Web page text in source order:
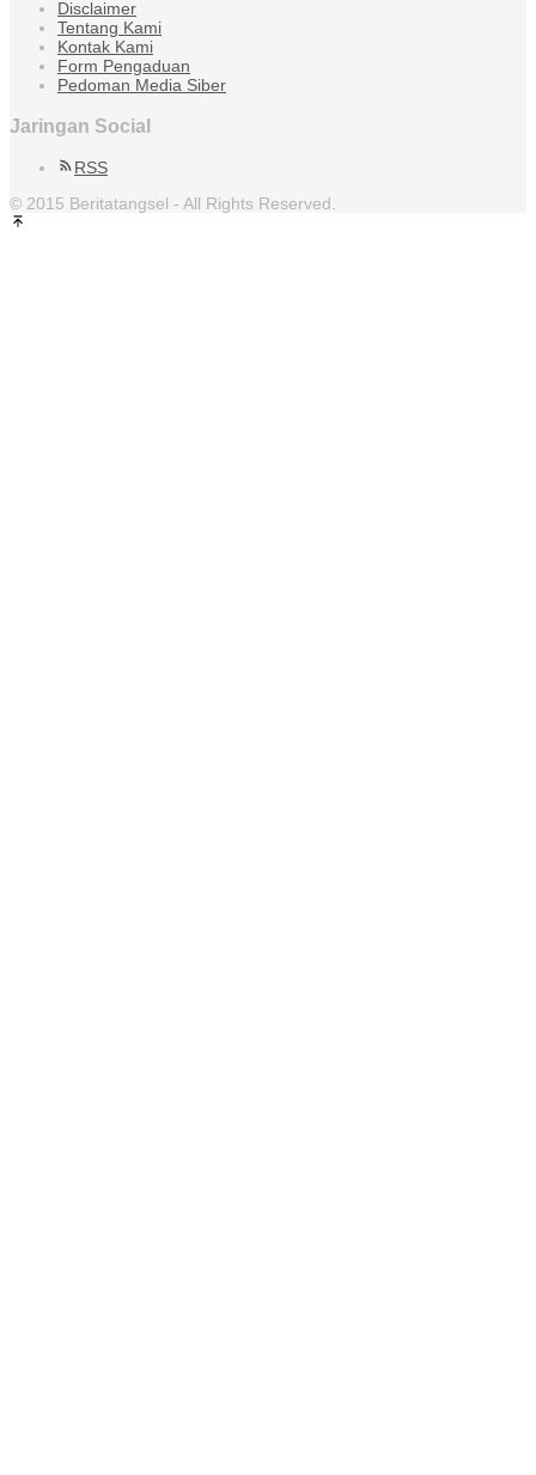
Disclaimer
Tentang Kami
Kontak Kami
Form Pengaduan
Pedoman Media Siber
Jaringan Social
RSS
© 2015 Beritatangsel - All Rights Reserved.